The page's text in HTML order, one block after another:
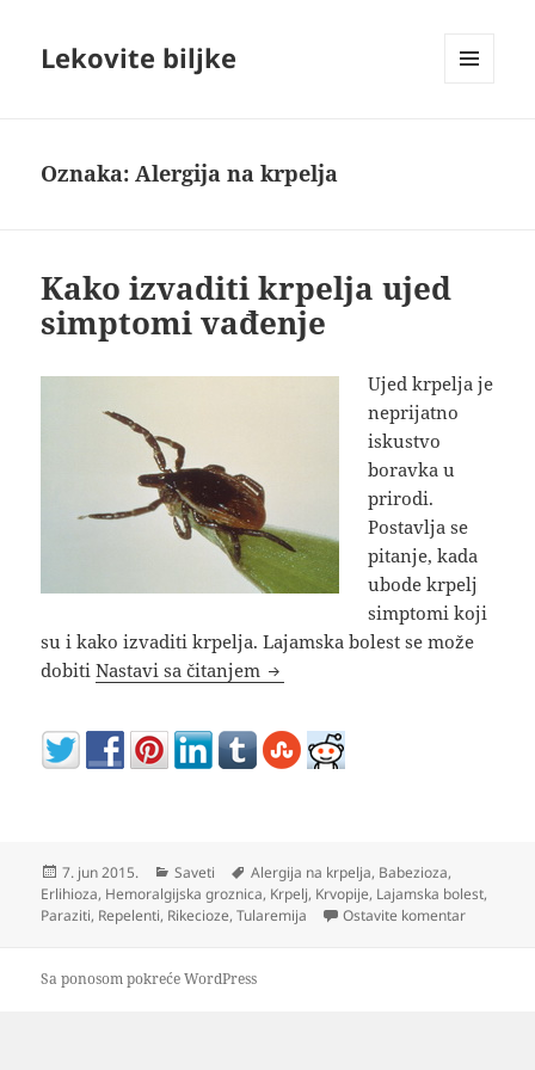
Lekovite biljke
Oznaka:Alergija na krpelja
Kako izvaditi krpelja ujed
simptomi vađenje
Ujed krpelja je
neprijatno
iskustvo
boravka u
prirodi.
Postavlja se
pitanje, kada
ubode krpelj
simptomi koji
su i kako izvaditi krpelja. Lajamska bolest se može
dobitiNastavi sa čitanjem Kako izvaditi krpelja ujed
Objavljeno
7. jun 2015. Kategorije
Saveti Oznake
Alergija na krpelja, Babezioza,
Erlihioza, Hemoralgijska groznica, Krpelj, Krvopije, Lajamska bolest,
Paraziti, Repelenti, Rikecioze,Tularemija Ostavite komentarna Kako
Sa ponosom pokreće WordPress